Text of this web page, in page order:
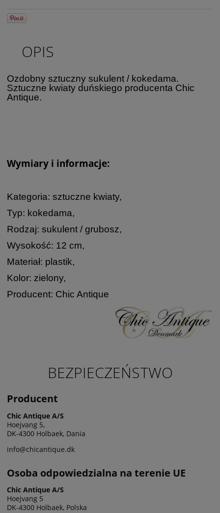
OPIS
Ozdobny sztuczny sukulent / kokedama.
Sztuczne kwiaty duńskiego producenta Chic
Antique.
Wymiary i informacje:
Kategoria: sztuczne kwiaty,
Typ: kokedama,
Rodzaj: sukulent / grubosz,
Wysokość: 12 cm,
Materiał: plastik,
Kolor: zielony,
Producent: Chic Antique
BEZPIECZEŃSTWO
Producent
Chic Antique A/S
Hoejvang 5,
DK-4300 Holbaek, Dania
info@chicantique.dk
Osoba odpowiedzialna na terenie UE
Chic Antique A/S
Hoejvang 5
DK-4300 Holbaek, Polska